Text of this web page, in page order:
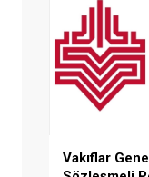
Vakıflar